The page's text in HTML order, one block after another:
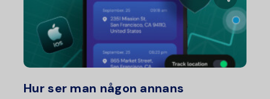
Dela
Hur ser man någon annans